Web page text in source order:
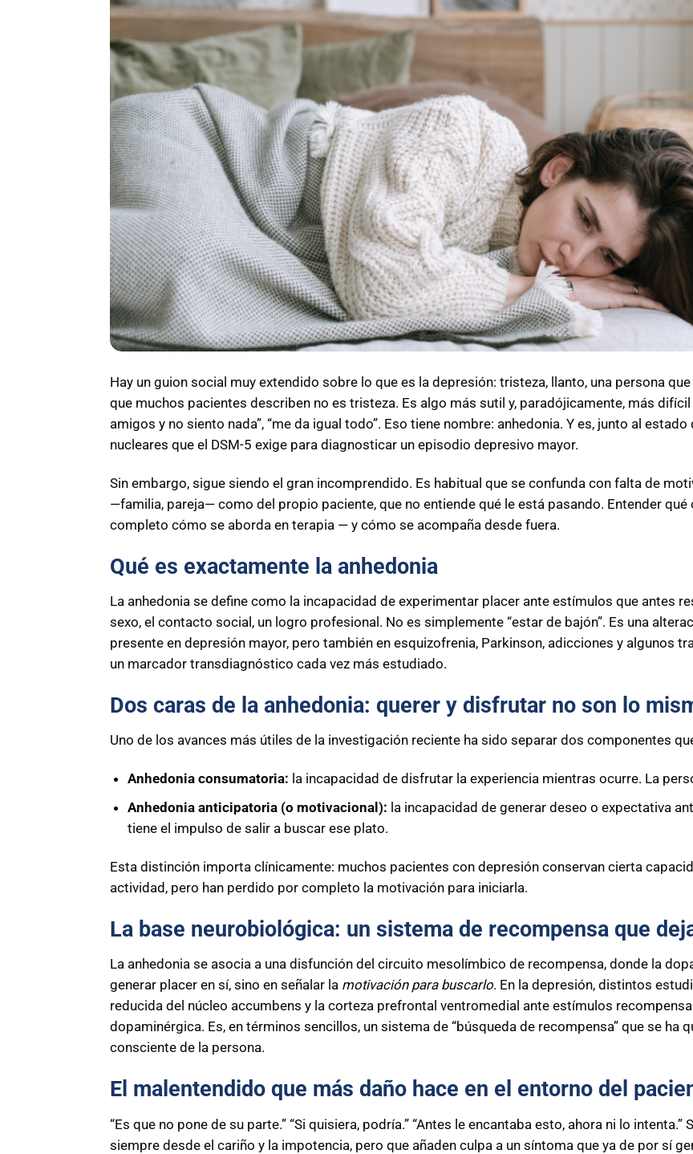
Hay un guion social muy extendido sobre lo que es la depresión: tristeza, llanto, una persona que
que muchos pacientes describen no es tristeza. Es algo más sutil y, paradójicamente, más difícil
amigos y no siento nada”, “me da igual todo”. Eso tiene nombre: anhedonia. Y es, junto al
nucleares que el DSM-5 exige para diagnosticar un episodio depresivo mayor.
Sin embargo, sigue siendo el gran incomprendido. Es habitual que se confunda con falta de
—familia, pareja— como del propio paciente, que no entiende qué le está pasando. Entender
completo cómo se aborda en terapia — y cómo se acompaña desde fuera.
Qué es exactamente la anhedonia
La anhedonia se define como la incapacidad de experimentar placer ante estímulos que antes
sexo, el contacto social, un logro profesional. No es simplemente “estar de bajón”. Es una
presente en depresión mayor, pero también en esquizofrenia, Parkinson, adicciones y algunos
un marcador transdiagnóstico cada vez más estudiado.
Dos caras de la anhedonia: querer y disfrutar no son lo
Uno de los avances más útiles de la investigación reciente ha sido separar dos componentes
Anhedonia consumatoria: la incapacidad de disfrutar la experiencia mientras ocurre. La
Anhedonia anticipatoria (o motivacional): la incapacidad de generar deseo o expectativa
tiene el impulso de salir a buscar ese plato.
Esta distinción importa clínicamente: muchos pacientes con depresión conservan cierta
actividad, pero han perdido por completo la motivación para iniciarla.
La base neurobiológica: un sistema de recompensa que
La anhedonia se asocia a una disfunción del circuito mesolímbico de recompensa, donde la
generar placer en sí, sino en señalar la motivación para buscarlo. En la depresión, distintos
reducida del núcleo accumbens y la corteza prefrontal ventromedial ante estímulos
dopaminérgica. Es, en términos sencillos, un sistema de “búsqueda de recompensa” que se ha
consciente de la persona.
El malentendido que más daño hace en el entorno del
“Es que no pone de su parte.” “Si quisiera, podría.” “Antes le encantaba esto, ahora ni lo
siempre desde el cariño y la impotencia, pero que añaden culpa a un síntoma que ya de por sí